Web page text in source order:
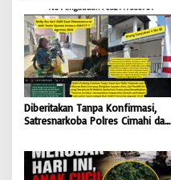
Diberitakan Tanpa Konfirmasi,
Satresnarkoba Polres Cimahi dan